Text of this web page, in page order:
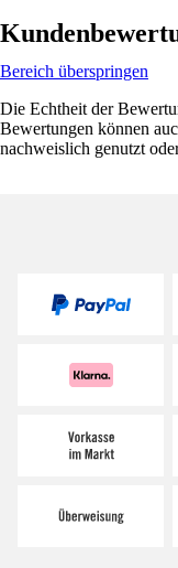
Bereich überspringen
Die Echtheit der
Bewertungen können
nachweislich genutzt